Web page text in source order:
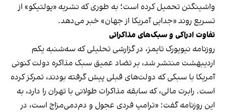
واشینگتن تحمیل کرده است؛ به طوری که نشریه «پولتیکو» از
تسریع روند «جدایی آمریکا از جهان» خبر می‌دهد.
تفاوت ادراکی و سبک‌های مذاکراتی
روزنامه نیویورک تایمز، در گزارشی تحلیلی که سه‌شنبه یکم
اردیبهشت منتشر شد، بر تضاد عمیق سبک مذاکره دولت کنونی
آمریکا با سبکی که دولت‌های قبلی پیش گرفته بودند، تمرکز کرده
است. رابرت مالی، که سابقه مذاکرات طولانی با تهران را دارد، به
این روزنامه گفت: «ترامپ فردی عجول و دم‌دمی‌مزاج است، در